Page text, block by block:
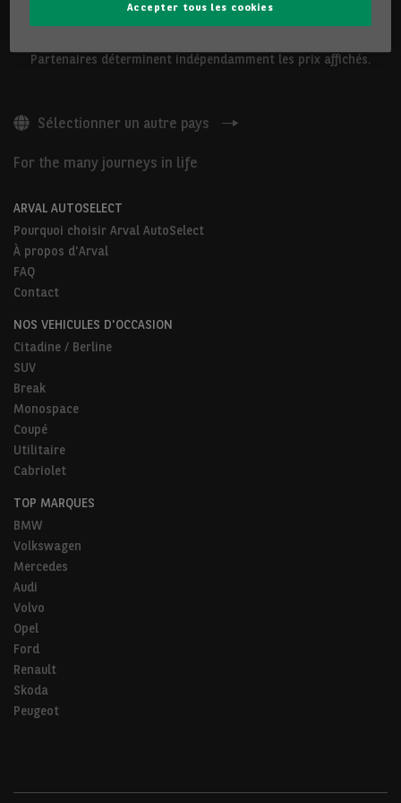
Les véhicules présentés ci-dessus sont proposés par Arval
Partenaires déterminent indépendamment les prix affichés.
Sélectionner un autre pays
For the many journeys in life
ARVAL AUTOSELECT
Pourquoi choisir Arval AutoSelect
À propos d'Arval
FAQ
Contact
NOS VEHICULES D'OCCASION
Citadine / Berline
SUV
Break
Monospace
Coupé
Utilitaire
Cabriolet
TOP MARQUES
BMW
Volkswagen
Mercedes
Audi
Volvo
Opel
Ford
Renault
Skoda
Peugeot
Accepter tous les cookies